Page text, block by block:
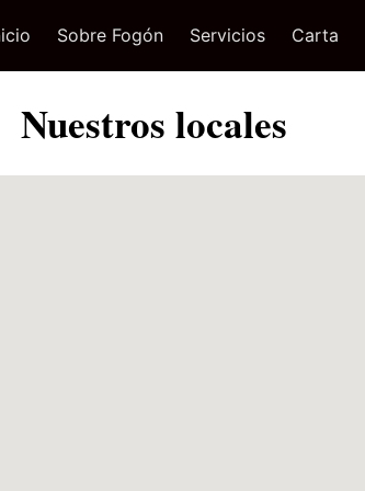
Sobre Fogón Servicios Carta
Nuestros locales